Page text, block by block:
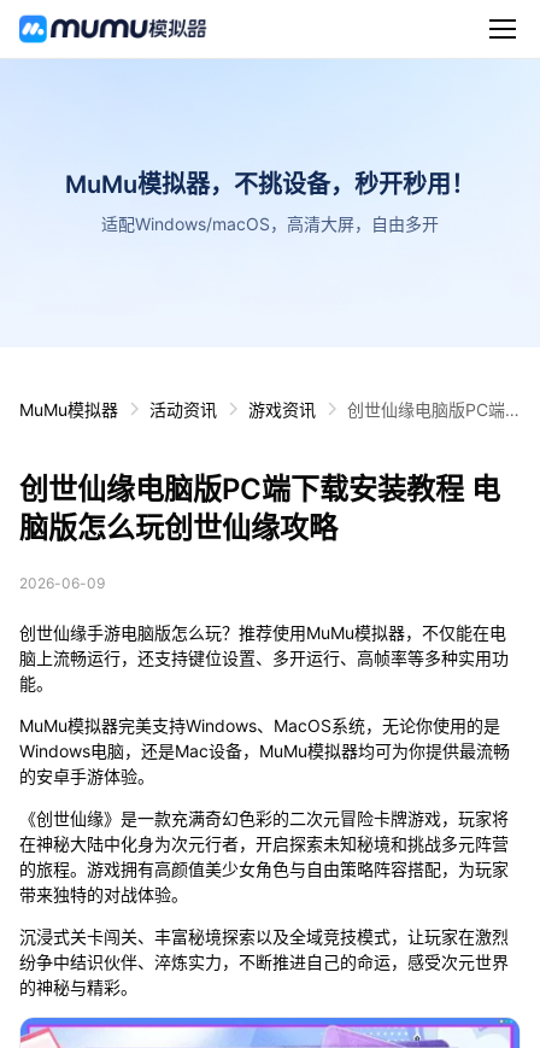
MuMu模拟器，不挑设备，秒开秒用！
适配Windows/macOS，高清大屏，自由多开
MuMu模拟器 活动资讯 游戏资讯
创世仙缘电脑版PC端
创世仙缘电脑版PC端下载安装教程 电
脑版怎么玩创世仙缘攻略
2026-06-09
创世仙缘手游电脑版怎么玩？推荐使用MuMu模拟器，不仅能在电
脑上流畅运行，还支持键位设置、多开运行、高帧率等多种实用功
能。
MuMu模拟器完美支持Windows、MacOS系统，无论你使用的是
Windows电脑，还是Mac设备，MuMu模拟器均可为你提供最流畅
的安卓手游体验。
《创世仙缘》是一款充满奇幻色彩的二次元冒险卡牌游戏，玩家将
在神秘大陆中化身为次元行者，开启探索未知秘境和挑战多元阵营
的旅程。游戏拥有高颜值美少女角色与自由策略阵容搭配，为玩家
带来独特的对战体验。
沉浸式关卡闯关、丰富秘境探索以及全域竞技模式，让玩家在激烈
纷争中结识伙伴、淬炼实力，不断推进自己的命运，感受次元世界
的神秘与精彩。